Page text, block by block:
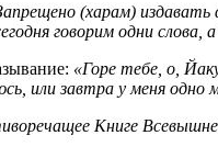
(харам) издавать
говорим одни слова,
«Горе тебе, о,
или завтра у меня одно
Книге